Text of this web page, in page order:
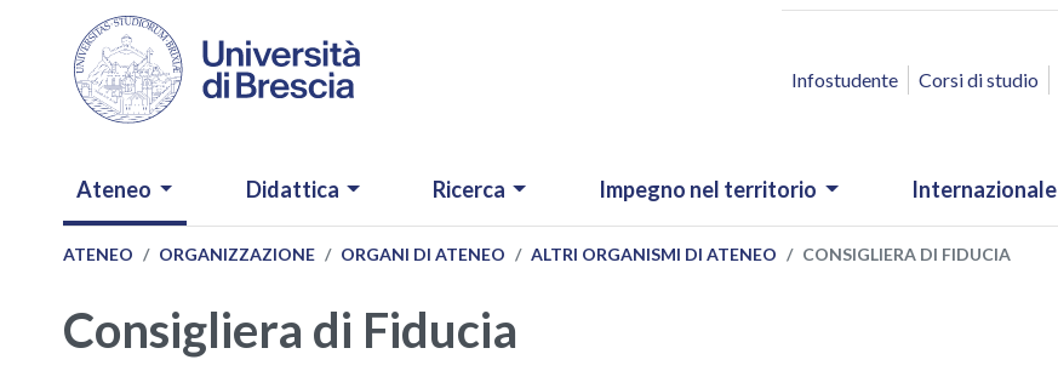
Salta al contenuto principale
ACCESSO RAPIDO
Infostudente Corsi di studio
NAVIGAZIONE PRINCIPALE
Ateneo Didattica Ricerca Impegno nel territorio Internazionale
ATENEO ORGANIZZAZIONE ORGANI DI ATENEO ALTRI ORGANISMI DI ATENEO CONSIGLIERA DI FIDUCIA
Consigliera di Fiducia